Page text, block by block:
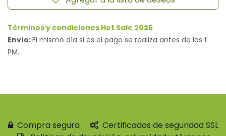
Términos y condiciones Hot Sale 2026
Envío:El mismo día si es el pago se realiza antes de las 1
PM.
Compra segura
Certificados de seguridad SSL